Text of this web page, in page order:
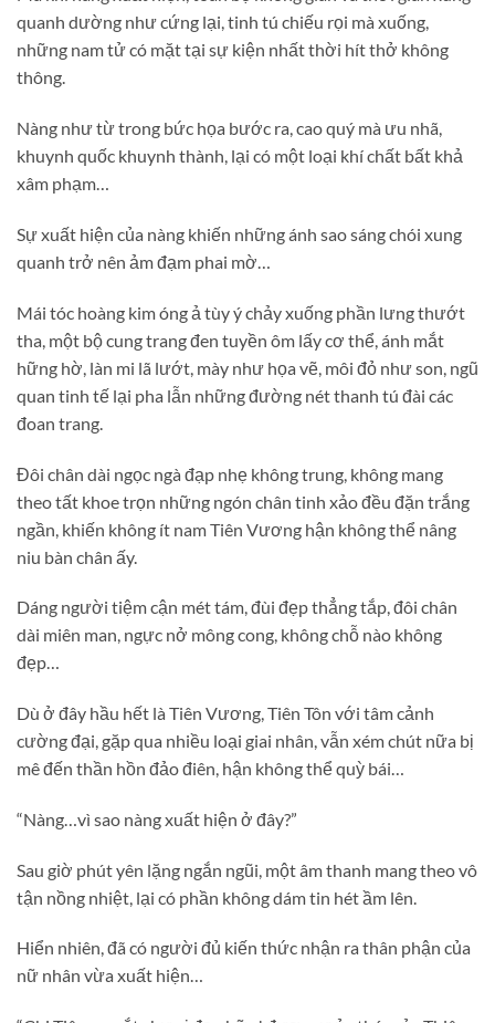
quanh dường như cứng lại, tinh tú chiếu rọi mà xuống,
những nam tử có mặt tại sự kiện nhất thời hít thở không
thông.
Nàng như từ trong bức họa bước ra, cao quý mà ưu nhã,
khuynh quốc khuynh thành, lại có một loại khí chất bất khả
xâm phạm…
Sự xuất hiện của nàng khiến những ánh sao sáng chói xung
quanh trở nên ảm đạm phai mờ…
Mái tóc hoàng kim óng ả tùy ý chảy xuống phần lưng thướt
tha, một bộ cung trang đen tuyền ôm lấy cơ thể, ánh mắt
hững hờ, làn mi lã lướt, mày như họa vẽ, môi đỏ như son, ngũ
quan tinh tế lại pha lẫn những đường nét thanh tú đài các
đoan trang.
Đôi chân dài ngọc ngà đạp nhẹ không trung, không mang
theo tất khoe trọn những ngón chân tinh xảo đều đặn trắng
ngần, khiến không ít nam Tiên Vương hận không thể nâng
niu bàn chân ấy.
Dáng người tiệm cận mét tám, đùi đẹp thẳng tắp, đôi chân
dài miên man, ngực nở mông cong, không chỗ nào không
đẹp…
Dù ở đây hầu hết là Tiên Vương, Tiên Tôn với tâm cảnh
cường đại, gặp qua nhiều loại giai nhân, vẫn xém chút nữa bị
mê đến thần hồn đảo điên, hận không thể quỳ bái…
“Nàng…vì sao nàng xuất hiện ở đây?”
Sau giờ phút yên lặng ngắn ngũi, một âm thanh mang theo vô
tận nồng nhiệt, lại có phần không dám tin hét ầm lên.
Hiển nhiên, đã có người đủ kiến thức nhận ra thân phận của
nữ nhân vừa xuất hiện…